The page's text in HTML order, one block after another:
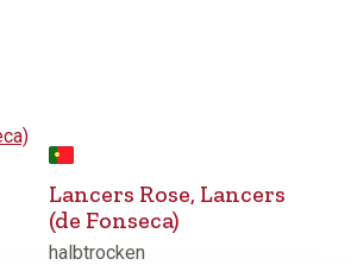
Lancers Rose, Lancers
(de Fonseca)
halbtrocken